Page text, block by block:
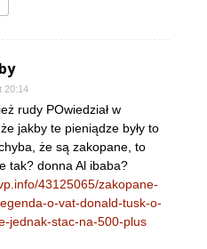
20:14
rudy POwiedział w
jakby te pieniądze były to
że są zakopane, to
tak? donna Al ibaba?
43125065/zakopane-
o-vat-donald-tusk-o-
jednak-stac-na-500-plus